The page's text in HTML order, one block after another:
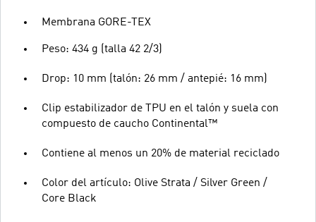
Membrana GORE-TEX
Peso: 434 g (talla 42 2/3)
Drop: 10 mm (talón: 26 mm / antepié: 16 mm)
Clip estabilizador de TPU en el talón y suela con
compuesto de caucho Continental™
Contiene al menos un 20% de material reciclado
Color del artículo: Olive Strata / Silver Green /
Core Black